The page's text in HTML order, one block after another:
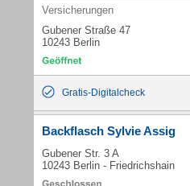
Versicherungen
Gubener Straße 47
10243 Berlin
Gratis-Digitalcheck
Backflasch Sylvie Assig
Gubener Str. 3 A
10243 Berlin - Friedrichshain